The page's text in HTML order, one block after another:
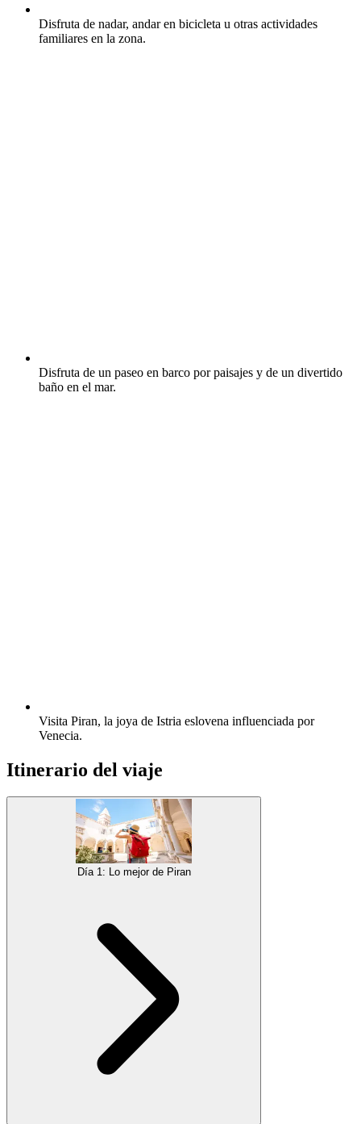
Disfruta de nadar, andar en bicicleta u otras actividades
familiares en la zona.
Disfruta de un paseo en barco por paisajes y de un divertido
baño en el mar.
Visita Piran, la joya de Istria eslovena influenciada por
Venecia.
Itinerario del viaje
Día 1: Lo mejor de Piran